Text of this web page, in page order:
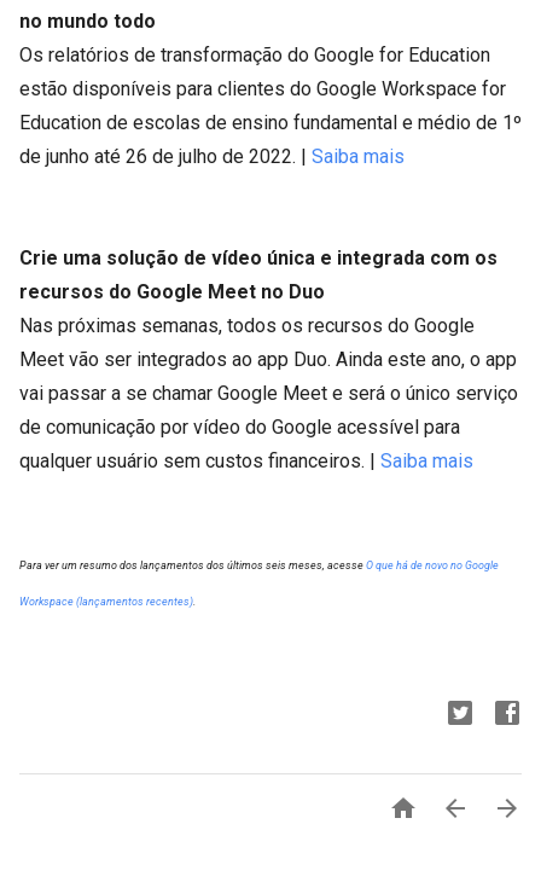
no mundo todo
Os relatórios de transformação do Google for Education
estão disponíveis para clientes do Google Workspace for
Education de escolas de ensino fundamental e médio de 1º
de junho até 26 de julho de 2022. | Saiba mais
Crie uma solução de vídeo única e integrada com os
recursos do Google Meet no Duo
Nas próximas semanas, todos os recursos do Google
Meet vão ser integrados ao app Duo. Ainda este ano, o app
vai passar a se chamar Google Meet e será o único serviço
de comunicação por vídeo do Google acessível para
qualquer usuário sem custos financeiros. | Saiba mais
Para ver um resumo dos lançamentos dos últimos seis meses, acesse O que há de novo no Google
Workspace (lançamentos recentes).
  